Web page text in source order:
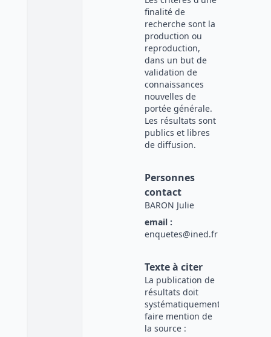
finalité de
recherche sont la
production ou
reproduction,
dans un but de
validation de
connaissances
nouvelles de
portée générale.
Les résultats sont
publics et libres
de diffusion.
Personnes
contact
BARON Julie
email :
enquetes@ined.fr
Texte à citer
La publication de
résultats doit
systématiquement
faire mention de
la source :